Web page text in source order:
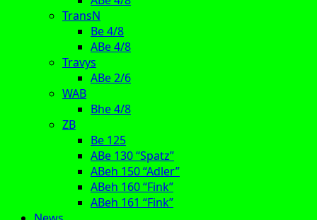
TransN
Be 4/8
ABe 4/8
Travys
ABe 2/6
WAB
Bhe 4/8
ZB
Be 125
ABe 130 “Spatz”
ABeh 150 “Adler”
ABeh 160 “Fink”
ABeh 161 “Fink”